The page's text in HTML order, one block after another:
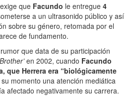
exige que Facundo le entregue 4
a un ultrasonido público y así
sobre su género, retomada por el
de fundamento.
que data de su participación
en 2002, cuando Facundo
que Herrera era “biológicamente
momento una atención mediática
afectado negativamente su carrera.